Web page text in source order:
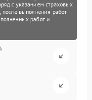
с указанием страховых
после выполнения работ
работ и